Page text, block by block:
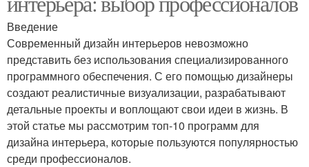
Введение
Современный дизайн интерьеров невозможно
представить без использования специализированного
программного обеспечения. С его помощью дизайнеры
создают реалистичные визуализации, разрабатывают
детальные проекты и воплощают свои идеи в жизнь. В
этой статье мы рассмотрим топ-10 программ для
дизайна интерьера, которые пользуются популярностью
среди профессионалов.